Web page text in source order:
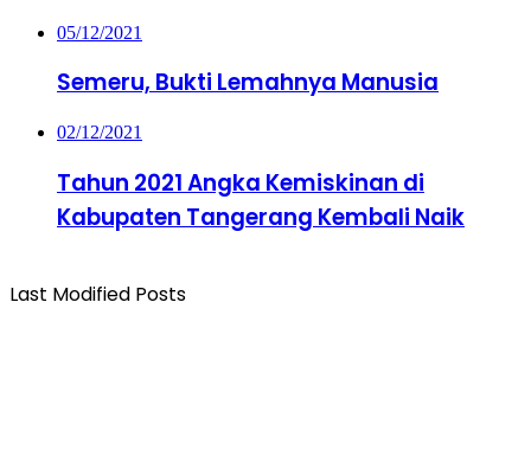
05/12/2021
Semeru, Bukti Lemahnya Manusia
02/12/2021
Tahun 2021 Angka Kemiskinan di
Kabupaten Tangerang Kembali Naik
Last Modified Posts